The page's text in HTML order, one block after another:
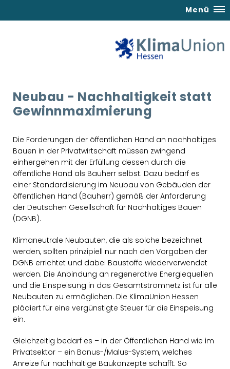
Menü
Neubau - Nachhaltigkeit statt
Gewinnmaximierung
Die Forderungen der öffentlichen Hand an nachhaltiges
Bauen in der Privatwirtschaft müssen zwingend
einhergehen mit der Erfüllung dessen durch die
öffentliche Hand als Bauherr selbst. Dazu bedarf es
einer Standardisierung im Neubau von Gebäuden der
öffentlichen Hand (Bauherr) gemäß der Anforderung
der Deutschen Gesellschaft für Nachhaltiges Bauen
(DGNB).
Klimaneutrale Neubauten, die als solche bezeichnet
werden, sollten prinzipiell nur nach den Vorgaben der
DGNB errichtet und dabei Baustoffe wiederverwendet
werden. Die Anbindung an regenerative Energiequellen
und die Einspeisung in das Gesamtstromnetz ist für alle
Neubauten zu ermöglichen. Die KlimaUnion Hessen
plädiert für eine vergünstigte Steuer für die Einspeisung
ein.
Gleichzeitig bedarf es – in der Öffentlichen Hand wie im
Privatsektor – ein Bonus-/Malus-System, welches
Anreize für nachhaltige Baukonzepte schafft. So